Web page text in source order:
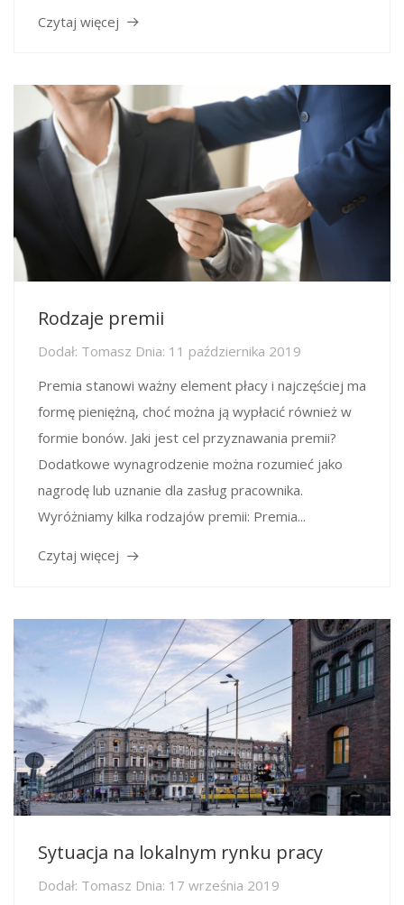
Czytaj więcej
Rodzaje premii
Dodał: Tomasz Dnia: 11 października 2019
Premia stanowi ważny element płacy i najczęściej ma
formę pieniężną, choć można ją wypłacić również w
formie bonów. Jaki jest cel przyznawania premii?
Dodatkowe wynagrodzenie można rozumieć jako
nagrodę lub uznanie dla zasług pracownika.
Wyróżniamy kilka rodzajów premii: Premia...
Czytaj więcej
Sytuacja na lokalnym rynku pracy
Dodał: Tomasz Dnia: 17 września 2019